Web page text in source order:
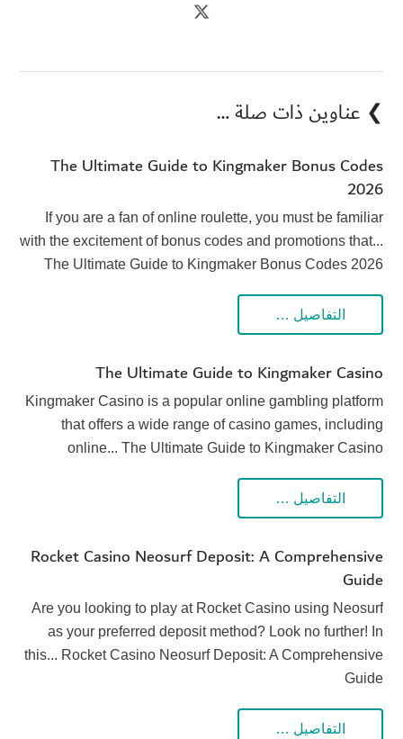
❯ عناوين ذات صلة …
The Ultimate Guide to Kingmaker Bonus Codes
2026
If you are a fan of online roulette, you must be familiar
with the excitement of bonus codes and promotions that...
The Ultimate Guide to Kingmaker Bonus Codes 2026
التفاصيل …
The Ultimate Guide to Kingmaker Casino
Kingmaker Casino is a popular online gambling platform
that offers a wide range of casino games, including
online... The Ultimate Guide to Kingmaker Casino
التفاصيل …
Rocket Casino Neosurf Deposit: A Comprehensive
Guide
Are you looking to play at Rocket Casino using Neosurf
as your preferred deposit method? Look no further! In
this... Rocket Casino Neosurf Deposit: A Comprehensive
Guide
التفاصيل …